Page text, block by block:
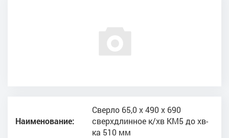
Наименование:
Сверло 65,0 х 490 х 690
сверхдлинное к/хв КМ5 до хв-
ка 510 мм